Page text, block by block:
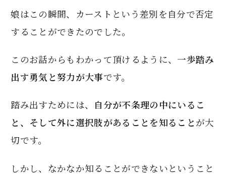
娘はこの瞬間、カーストという差別を自分で否定
することができたのでした。
このお話からもわかって頂けるように、一歩踏み
出す勇気と努力が大事です。
踏み出すためには、
自分が不条理の中にいるこ
と、そして外に選択肢があることを知ることが大
切です。
しかし、なかなか知ることができないということ